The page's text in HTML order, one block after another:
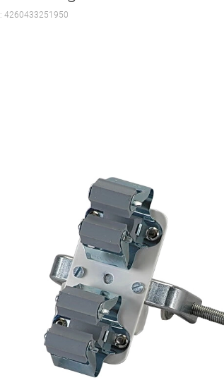
4260433251950